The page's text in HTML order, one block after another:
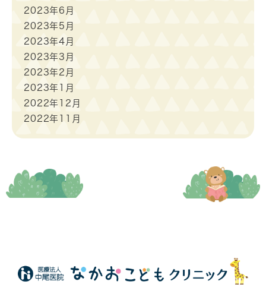
2023年6月
2023年5月
2023年4月
2023年3月
2023年2月
2023年1月
2022年12月
2022年11月